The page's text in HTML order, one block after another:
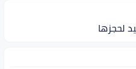
لحجزها